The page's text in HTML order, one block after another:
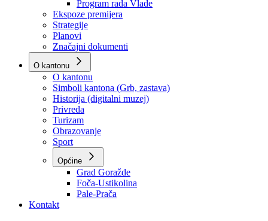
Vlada
Poslovnik
Program rada Vlade
Ekspoze premijera
Strategije
Planovi
Značajni dokumenti
O kantonu
O kantonu
Simboli kantona (Grb, zastava)
Historija (digitalni muzej)
Privreda
Turizam
Obrazovanje
Sport
Općine